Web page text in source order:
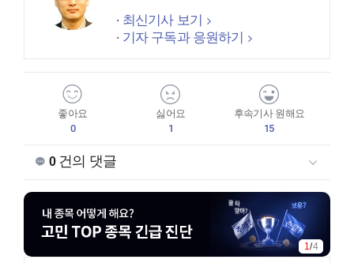
최신기사 보기
기자 구독과 응원하기
좋아요
0
싫어요
1
후속기사 원해요
15
0건의 댓글
1/4